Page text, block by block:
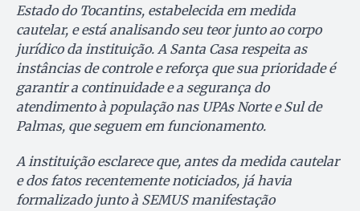
Estado do Tocantins, estabelecida em medida
cautelar, e está analisando seu teor junto ao corpo
jurídico da instituição. A Santa Casa respeita as
instâncias de controle e reforça que sua prioridade é
garantir a continuidade e a segurança do
atendimento à população nas UPAs Norte e Sul de
Palmas, que seguem em funcionamento.
A instituição esclarece que, antes da medida cautelar
e dos fatos recentemente noticiados, já havia
formalizado junto à SEMUS manifestação